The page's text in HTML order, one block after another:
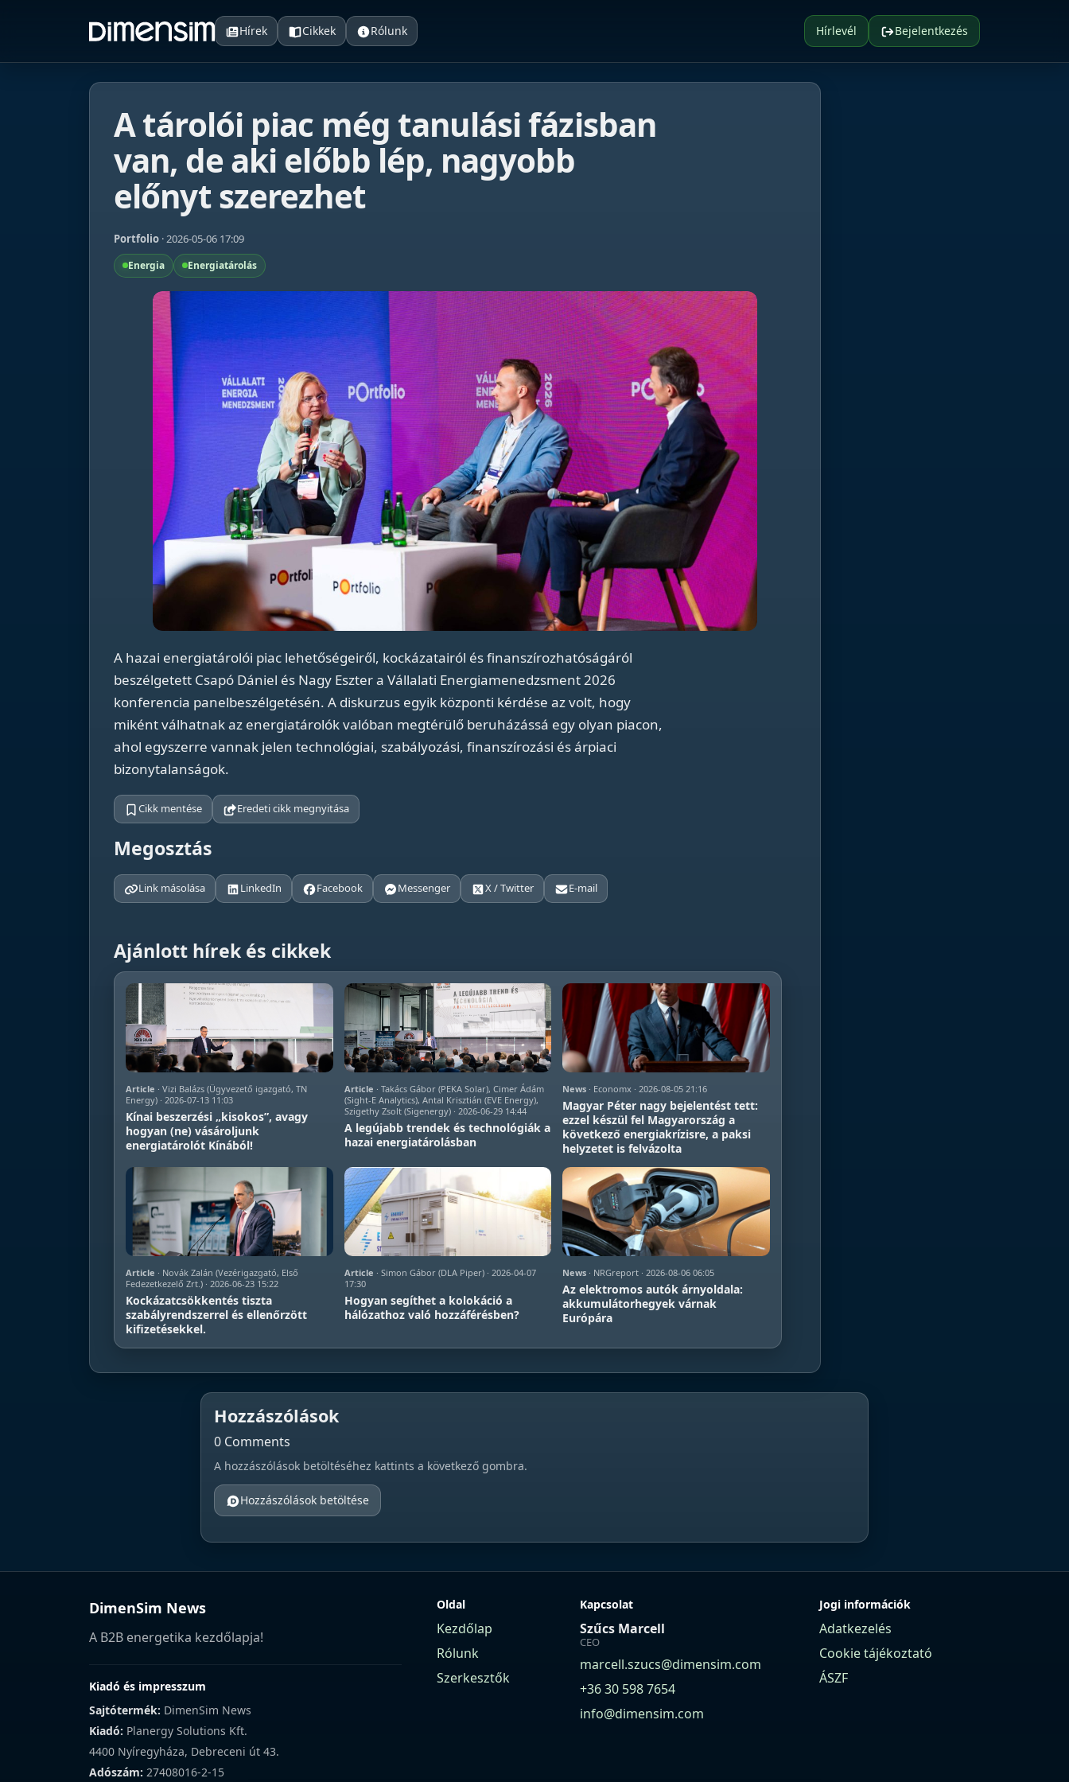
Hírlevél Bejelentkezés
Hírek Cikkek Rólunk
A tárolói piac még tanulási fázisban
van, de aki előbb lép, nagyobb
előnyt szerezhet
Portfolio · 2026-05-06 17:09
Energia Energiatárolás
A hazai energiatárolói piac lehetőségeiről, kockázatairól és finanszírozhatóságáról
beszélgetett Csapó Dániel és Nagy Eszter a Vállalati Energiamenedzsment 2026
konferencia panelbeszélgetésén. A diskurzus egyik központi kérdése az volt, hogy
miként válhatnak az energiatárolók valóban megtérülő beruházássá egy olyan piacon,
ahol egyszerre vannak jelen technológiai, szabályozási, finanszírozási és árpiaci
bizonytalanságok.
Cikk mentése Eredeti cikk megnyitása
Megosztás
Link másolása LinkedIn Facebook Messenger X / Twitter E-mail
Ajánlott hírek és cikkek
Article · Vizi Balázs (Ügyvezető igazgató, TN
Energy) · 2026-07-13 11:03
Kínai beszerzési „kisokos”, avagy
hogyan (ne) vásároljunk
energiatárolót Kínából!
Article · Takács Gábor (PEKA Solar), Cimer Ádám
(Sight-E Analytics), Antal Krisztián (EVE Energy),
Szigethy Zsolt (Sigenergy) · 2026-06-29 14:44
A legújabb trendek és technológiák a
hazai energiatárolásban
News · Economx · 2026-08-05 21:16
Magyar Péter nagy bejelentést tett:
ezzel készül fel Magyarország a
következő energiakrízisre, a paksi
helyzetet is felvázolta
Article · Novák Zalán (Vezérigazgató, Első
Fedezetkezelő Zrt.) · 2026-06-23 15:22
Kockázatcsökkentés tiszta
szabályrendszerrel és ellenőrzött
kifizetésekkel.
Article · Simon Gábor (DLA Piper) · 2026-04-07
17:30
Hogyan segíthet a kolokáció a
hálózathoz való hozzáférésben?
News · NRGreport · 2026-08-06 06:05
Az elektromos autók árnyoldala:
akkumulátorhegyek várnak
Európára
Hozzászólások
0 Comments
A hozzászólások betöltéséhez kattints a következő gombra.
Hozzászólások betöltése
DimenSim News
A B2B energetika kezdőlapja!
Kiadó és impresszum
Sajtótermék: DimenSim News
Kiadó: Planergy Solutions Kft.
4400 Nyíregyháza, Debreceni út 43.
Adószám: 27408016-2-15
Oldal
Kezdőlap
Rólunk
Szerkesztők
Kapcsolat
Szűcs Marcell
CEO
marcell.szucs@dimensim.com
+36 30 598 7654
info@dimensim.com
Jogi információk
Adatkezelés
Cookie tájékoztató
ÁSZF